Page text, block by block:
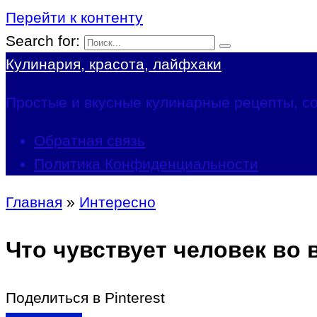
Перейти к контенту
Search for:
Кулинария, красота, лайфхаки
Простые и вкусные кулинарные рецепты,
Обратная связь
Политика Конфиденциальности
Главная » Интересно
Что чувствует человек
Поделиться в Pinterest